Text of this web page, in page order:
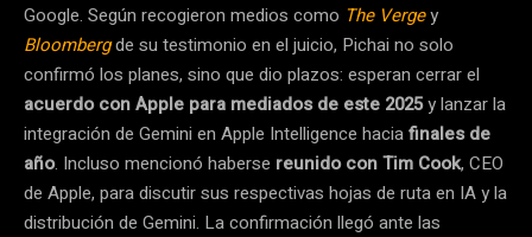
Google. Según recogieron medios como The Vergey
Bloombergde su testimonio en el juicio, Pichai no solo
confirmó los planes, sino que dio plazos: esperan cerrar el
acuerdo con Apple para mediados de este 2025y lanzar la
integración de Gemini en Apple Intelligence haciafinales de
año. Incluso mencionó haberse reunido con Tim Cook, CEO
de Apple, para discutir sus respectivas hojas de ruta en IA y la
distribución de Gemini. La confirmación llegó ante las